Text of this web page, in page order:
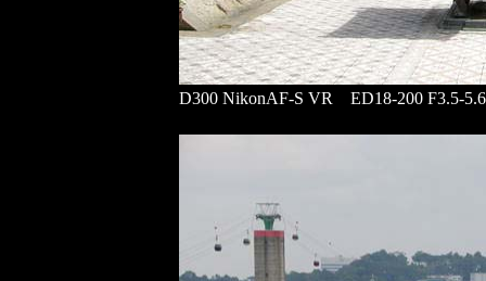
D300 NikonAF-S VR ED18-200 F3.5-